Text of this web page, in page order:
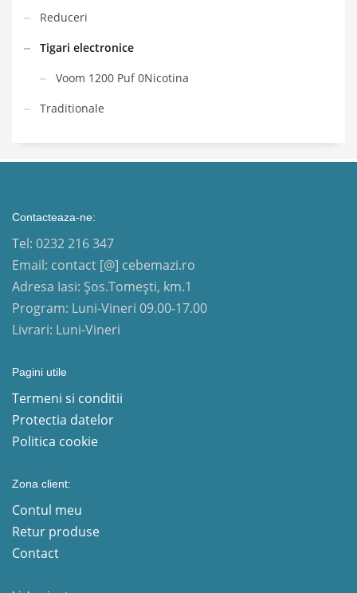
Reduceri
Tigari electronice
Voom 1200 Puf 0Nicotina
Traditionale
Contacteaza-ne:
Tel: 0232 216 347
Email: contact [@] cebemazi.ro
Adresa Iasi: Șos.Tomești, km.1
Program: Luni-Vineri 09.00-17.00
Livrari: Luni-Vineri
Pagini utile
Termeni si conditii
Protectia datelor
Politica cookie
Zona client:
Contul meu
Retur produse
Contact